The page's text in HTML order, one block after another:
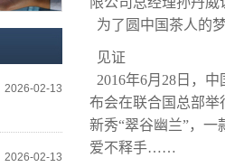
2026-02-13
2026-02-13
为了圆中国茶人的
见证
2016年6月28日，
布会在联合国总部举
新秀“翠谷幽兰”，一
爱不释手……